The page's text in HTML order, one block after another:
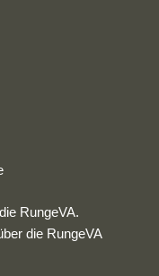
RungeVA.
die RungeVA